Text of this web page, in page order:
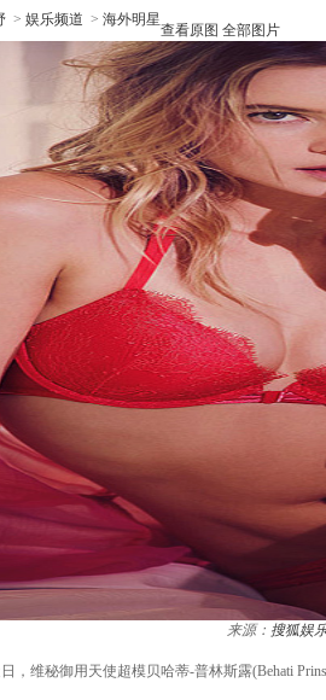
> 娱乐频道 > 海外明星
查看原图 全部图片
来源： 搜狐娱
，维秘御用天使超模贝哈蒂-普林斯露(Behati